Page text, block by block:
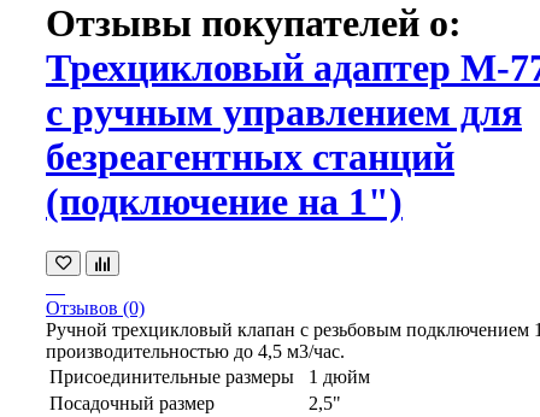
Отзывы покупателей о:
Трехцикловый адаптер М-
с ручным управлением для
безреагентных станций
(подключение на 1")
Отзывов (0)
Ручной трехцикловый клапан с резьбовым подключением
производительностью до 4,5 м3/час.
Присоединительные размеры
1 дюйм
Посадочный размер
2,5"